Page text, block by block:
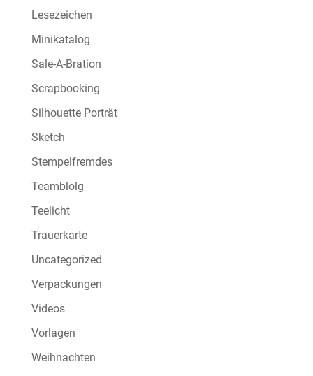
Lesezeichen
Minikatalog
Sale-A-Bration
Scrapbooking
Silhouette Porträt
Sketch
Stempelfremdes
Teamblolg
Teelicht
Trauerkarte
Uncategorized
Verpackungen
Videos
Vorlagen
Weihnachten